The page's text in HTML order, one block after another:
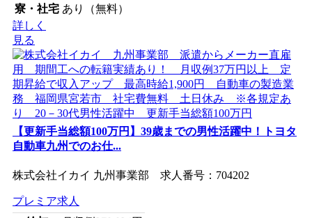
寮・社宅 あり（無料）
詳しく
見る
【更新手当総額100万円】39歳までの男性活躍中！トヨタ
自動車九州でのお仕...
株式会社イカイ 九州事業部 求人番号：704202
プレミア求人